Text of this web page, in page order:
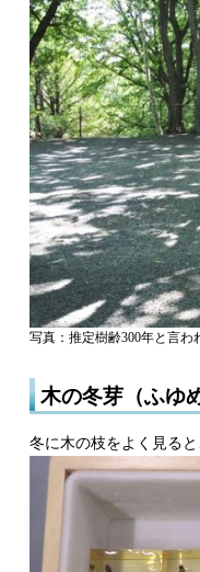
写真：推定樹齢300年と言わ
木の冬芽（ふゆ
冬に木の枝をよく見る